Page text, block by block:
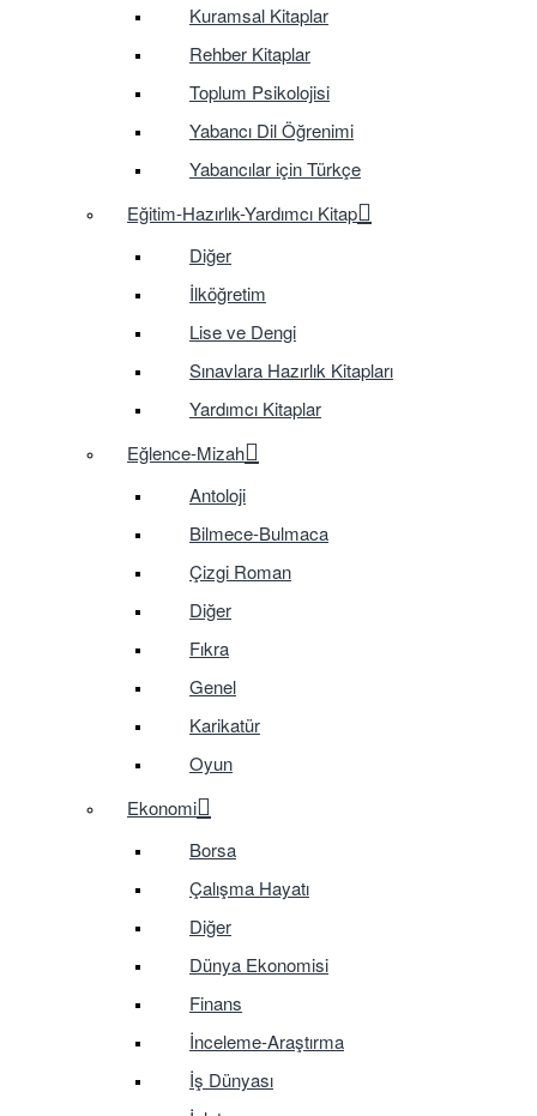
Kuramsal Kitaplar
Rehber Kitaplar
Toplum Psikolojisi
Yabancı Dil Öğrenimi
Yabancılar için Türkçe
Eğitim-Hazırlık-Yardımcı Kitap
Diğer
İlköğretim
Lise ve Dengi
Sınavlara Hazırlık Kitapları
Yardımcı Kitaplar
Eğlence-Mizah
Antoloji
Bilmece-Bulmaca
Çizgi Roman
Diğer
Fıkra
Genel
Karikatür
Oyun
Ekonomi
Borsa
Çalışma Hayatı
Diğer
Dünya Ekonomisi
Finans
İnceleme-Araştırma
İş Dünyası